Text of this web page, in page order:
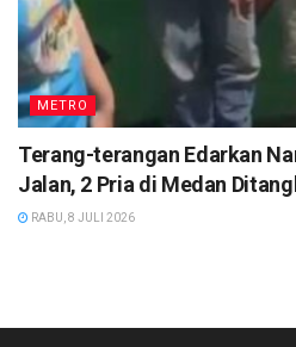
METRO
Terang-terangan Edarkan
Jalan, 2 Pria di Medan
RABU, 8 JULI 2026